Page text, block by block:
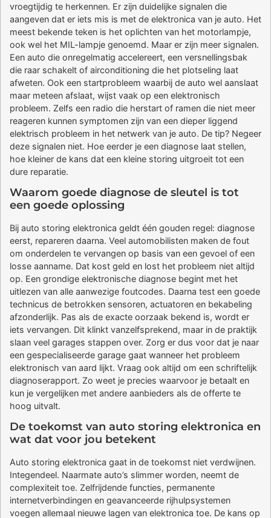
vroegtijdig te herkennen. Er zijn duidelijke signalen die
aangeven dat er iets mis is met de elektronica van je auto. Het
meest bekende teken is het oplichten van het motorlampje,
ook wel het MIL-lampje genoemd. Maar er zijn meer signalen.
Een auto die onregelmatig accelereert, een versnellingsbak
die raar schakelt of airconditioning die het plotseling laat
afweten. Ook een startprobleem waarbij de auto wel aanslaat
maar meteen afslaat, wijst vaak op een elektronisch
probleem. Zelfs een radio die herstart of ramen die niet meer
reageren kunnen symptomen zijn van een dieper liggend
elektrisch probleem in het netwerk van je auto. De tip? Negeer
deze signalen niet. Hoe eerder je een diagnose laat stellen,
hoe kleiner de kans dat een kleine storing uitgroeit tot een
dure reparatie.
Waarom goede diagnose de sleutel is tot
een goede oplossing
Bij auto storing elektronica geldt één gouden regel: diagnose
eerst, repareren daarna. Veel automobilisten maken de fout
om onderdelen te vervangen op basis van een gevoel of een
losse aanname. Dat kost geld en lost het probleem niet altijd
op. Een grondige elektronische diagnose begint met het
uitlezen van alle aanwezige foutcodes. Daarna test een goede
technicus de betrokken sensoren, actuatoren en bekabeling
afzonderlijk. Pas als de exacte oorzaak bekend is, wordt er
iets vervangen. Dit klinkt vanzelfsprekend, maar in de praktijk
slaan veel garages stappen over. Zorg er dus voor dat je naar
een gespecialiseerde garage gaat wanneer het probleem
elektronisch van aard lijkt. Vraag ook altijd om een schriftelijk
diagnoserapport. Zo weet je precies waarvoor je betaalt en
kun je vergelijken met andere aanbieders als de offerte te
hoog uitvalt.
De toekomst van auto storing elektronica en
wat dat voor jou betekent
Auto storing elektronica gaat in de toekomst niet verdwijnen.
Integendeel. Naarmate auto’s slimmer worden, neemt de
complexiteit toe. Zelfrijdende functies, permanente
internetverbindingen en geavanceerde rijhulpsystemen
voegen allemaal nieuwe lagen van elektronica toe. De kans op